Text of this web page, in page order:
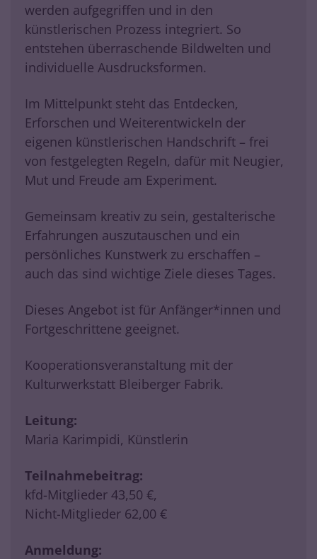
werden aufgegriffen und in den
künstlerischen Prozess integriert. So
entstehen überraschende Bildwelten und
individuelle Ausdrucksformen.
Im Mittelpunkt steht das Entdecken,
Erforschen und Weiterentwickeln der
eigenen künstlerischen Handschrift – frei
von festgelegten Regeln, dafür mit Neugier,
Mut und Freude am Experiment.
Gemeinsam kreativ zu sein, gestalterische
Erfahrungen auszutauschen und ein
persönliches Kunstwerk zu erschaffen –
auch das sind wichtige Ziele dieses Tages.
Dieses Angebot ist für Anfänger*innen und
Fortgeschrittene geeignet.
Kooperationsveranstaltung mit der
Kulturwerkstatt Bleiberger Fabrik.
Leitung:
Maria Karimpidi, Künstlerin
Teilnahmebeitrag:
kfd-Mitglieder 43,50 €,
Nicht-Mitglieder 62,00 €
Anmeldung: